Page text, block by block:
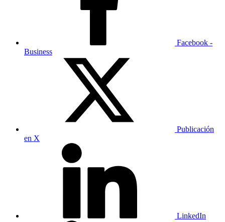
Facebook -
Business
Publicación
en X
LinkedIn